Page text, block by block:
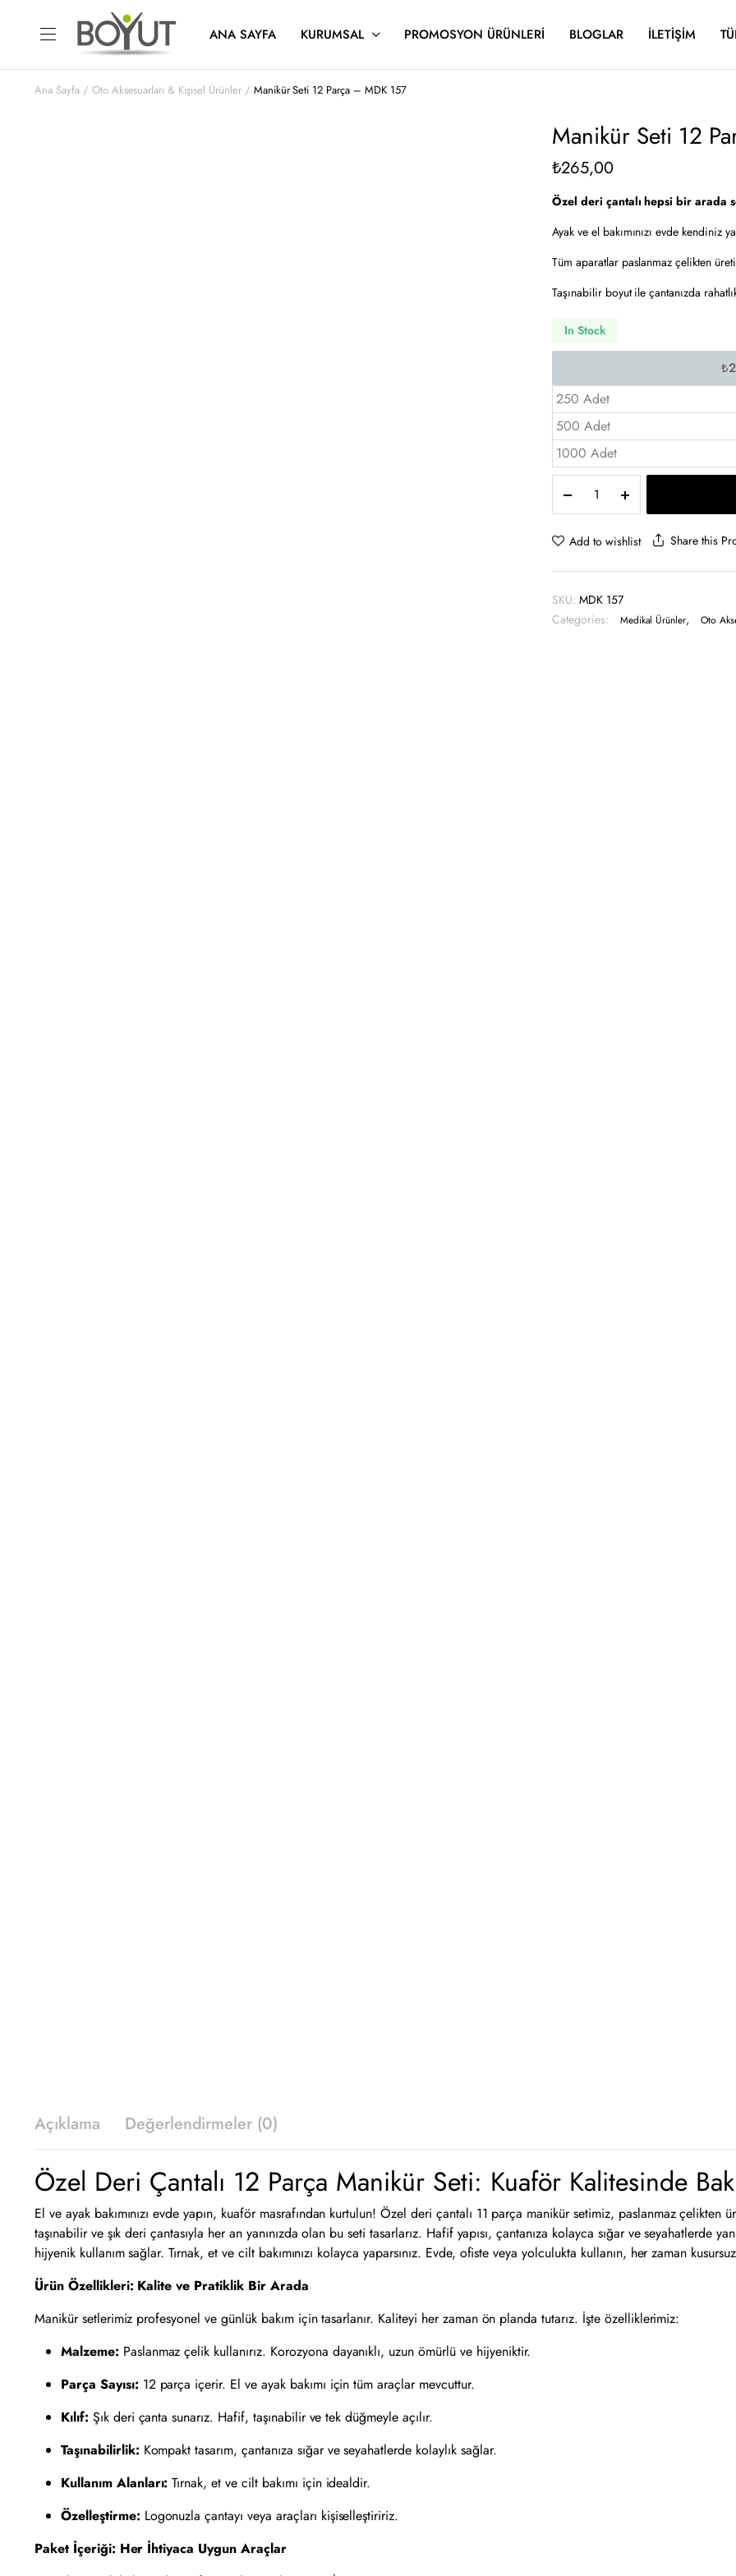
ANA SAYFA KURUMSAL PROMOSYON ÜRÜNLERI BLOGLAR İLETIŞIM
Ana Sayfa Oto Aksesuarları & Kişisel Ürünler Manikür Seti 12 Parça – MDK 157
Manikür Seti 12
₺265,00
Özel deri çantalı hepsi bir arada
Ayak ve el bakımınızı evde kendiniz
Tüm aparatlar paslanmaz çelikten
Taşınabilir boyut ile çantanızda
In Stock
250 Adet
500 Adet
1000 Adet
12
Parça
MDK
quantity
Add to wishlist Share this
SKU: MDK 157
Categories:
Medikal Ürünler, Oto
Açıklama Değerlendirmeler (0)
Özel Deri Çantalı 12 Parça Manikür Seti: Kuaför Kalitesinde
El ve ayak bakımınızı evde yapın, kuaför masrafından kurtulun! Özel deri çantalı 11 parça manikür setimiz, paslanmaz
taşınabilir ve şık deri çantasıyla her an yanınızda olan bu seti tasarlarız. Hafif yapısı, çantanıza kolayca sığar ve seyahatlerde
hijyenik kullanım sağlar. Tırnak, et ve cilt bakımınızı kolayca yaparsınız. Evde, ofiste veya yolculukta kullanın, her zaman
Ürün Özellikleri: Kalite ve Pratiklik Bir Arada
Manikür setlerimiz profesyonel ve günlük bakım için tasarlanır. Kaliteyi her zaman ön planda tutarız. İşte özelliklerimiz:
Malzeme: Paslanmaz çelik kullanırız. Korozyona dayanıklı, uzun ömürlü ve hijyeniktir.
Parça Sayısı: 12 parça içerir. El ve ayak bakımı için tüm araçlar mevcuttur.
Kılıf: Şık deri çanta sunarız. Hafif, taşınabilir ve tek düğmeyle açılır.
Taşınabilirlik: Kompakt tasarım, çantanıza sığar ve seyahatlerde kolaylık sağlar.
Kullanım Alanları: Tırnak, et ve cilt bakımı için idealdir.
Özelleştirme: Logonuzla çantayı veya araçları kişiselleştiririz.
Paket İçeriği: Her İhtiyaca Uygun Araçlar